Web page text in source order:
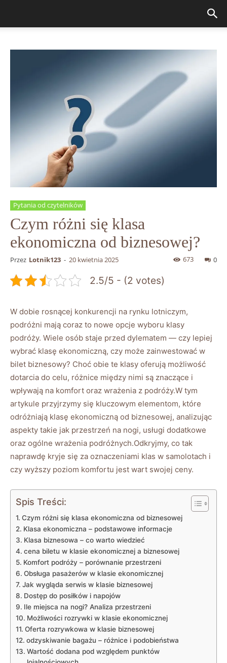
Pytania od czytelników
Czym różni się klasa
ekonomiczna od biznesowej?
Przez Lotnik123 - 20 kwietnia 2025 0
673
2.5/5 - (2 votes)
W dobie rosnącej konkurencji ⁣na⁢ rynku lotniczym,
podróżni ‌mają coraz to nowe opcje wyboru⁣ klasy
podróży. ⁢Wiele osób staje przed dylematem —⁣ czy lepiej
wybrać ⁤klasę ekonomiczną, czy może‌ zainwestować⁤ w
⁤bilet biznesowy? Choć ‌obie‍ te‌ klasy‍ oferują możliwość
dotarcia do ‌celu, różnice ​między nimi są znaczące i
⁣wpływają na komfort oraz wrażenia⁤ z podróży.W tym
artykule przyjrzymy się kluczowym elementom, które‍
odróżniają klasę ekonomiczną‍ od biznesowej,​ analizując
aspekty takie jak ⁢przestrzeń na ‌nogi, usługi dodatkowe
oraz​ ogólne wrażenia podróżnych.Odkryjmy, co tak
naprawdę kryje się‌ za oznaczeniami⁢ klas w samolotach i
czy ⁢wyższy ‌poziom​ komfortu jest ⁣wart ⁣swojej ceny.
Spis Treści:
Czym ⁢różni się klasa ekonomiczna od biznesowej
Klasa ekonomiczna – podstawowe ⁣informacje
Klasa biznesowa – co ‌warto ​wiedzieć
cena biletu w klasie ekonomicznej ‍a⁤ biznesowej
Komfort podróży – porównanie przestrzeni
Obsługa pasażerów⁤ w​ klasie ekonomicznej
Jak wygląda serwis w ⁢klasie⁢ biznesowej
Dostęp do posiłków i napojów
Ile miejsca na ⁢nogi? Analiza przestrzeni
Możliwości rozrywki w klasie⁢ ekonomicznej
Oferta⁤ rozrywkowa ⁤w klasie biznesowej
odzyskiwanie bagażu⁣ – różnice i​ podobieństwa
Wartość dodana pod względem punktów